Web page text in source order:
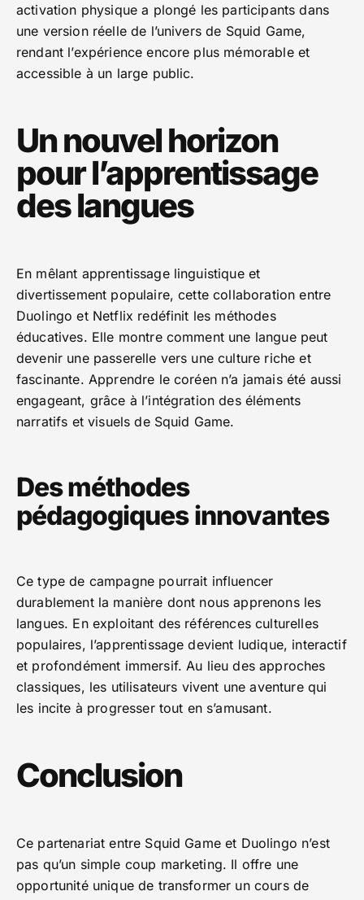
activation physique a plongé les participants dans
une version réelle de l’univers de Squid Game,
rendant l’expérience encore plus mémorable et
accessible à un large public.
Un nouvel horizon
pour l’apprentissage
des langues
En mêlant apprentissage linguistique et
divertissement populaire, cette collaboration entre
Duolingo et Netflix redéfinit les méthodes
éducatives. Elle montre comment une langue peut
devenir une passerelle vers une culture riche et
fascinante. Apprendre le coréen n’a jamais été aussi
engageant, grâce à l’intégration des éléments
narratifs et visuels de Squid Game.
Des méthodes
pédagogiques innovantes
Ce type de campagne pourrait influencer
durablement la manière dont nous apprenons les
langues. En exploitant des références culturelles
populaires, l’apprentissage devient ludique, interactif
et profondément immersif. Au lieu des approches
classiques, les utilisateurs vivent une aventure qui
les incite à progresser tout en s’amusant.
Conclusion
Ce partenariat entre Squid Game et Duolingo n’est
pas qu’un simple coup marketing. Il offre une
opportunité unique de transformer un cours de